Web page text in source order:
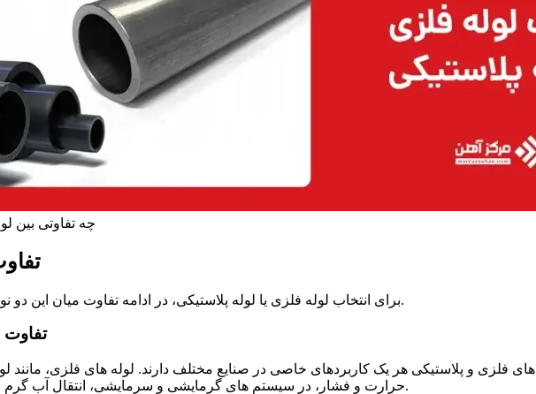
چه تفاوتی بین
برای انتخاب لوله فلزی یا لوله پلاستیکی، در ادامه تفاوت میان این دو نوع لوله را از جهات مختلف بررسی می کنیم.
تفاوت
های فلزی و پلاستیکی هر یک کاربردهای خاصی در صنایع مختلف دارند. لوله های فلزی، مانند
حرارت و فشار، در سیستم های گرمایشی و سرمایشی، انتقال آب روند.